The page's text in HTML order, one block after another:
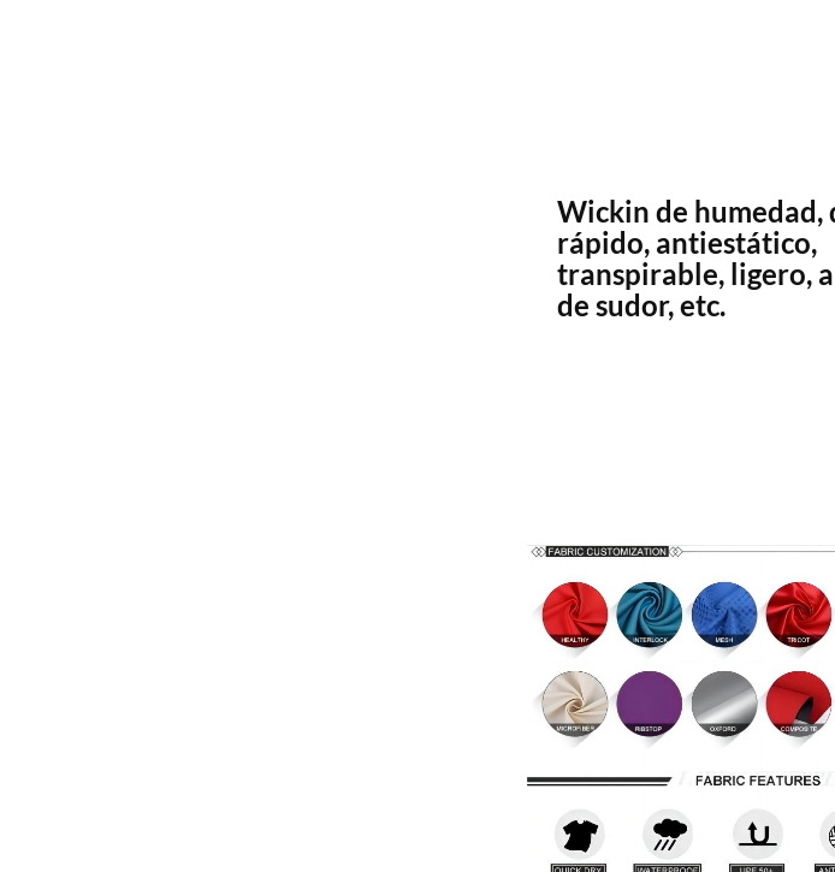
Wickin de humedad,
rápido, antiestático,
transpirable, ligero,
de sudor, etc.